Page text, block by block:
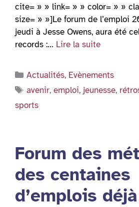
cite= » » link= » » color= » »
size= » »]Le forum de l’emploi
jeudi à Jesse Owens, aura été
records :… Lire la suite
Catégories
Actualités, Evènements
Étiquettes
avenir,emploi, jeunesse,
sports
Forum des
des centaines
d’emplois